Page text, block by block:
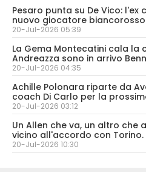
Pesaro punta su De Vico: l'ex
nuovo giocatore biancorosso
20-Jul-2026 05:39
La Gema Montecatini cala la
Andreazza sono in arrivo
20-Jul-2026 04:35
Achille Polonara riparte da
coach Di Carlo per la
20-Jul-2026 03:12
Un Allen che va, un altro che
vicino all'accordo con Torino.
20-Jul-2026 10:30